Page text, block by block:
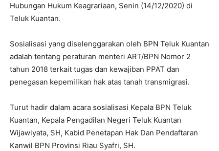
Hubungan Hukum Keagrariaan, Senin (14/12/2020) di
Teluk Kuantan.
Sosialisasi yang diselenggarakan oleh BPN Teluk Kuantan
adalah tentang peraturan menteri ART/BPN Nomor 2
tahun 2018 terkait tugas dan kewajiban PPAT dan
penegasan kepemilikan hak atas tanah transmigrasi.
Turut hadir dalam acara sosialisasi Kepala BPN Teluk
Kuantan, Kepala Pengadilan Negeri Teluk Kuantan
Wijawiyata, SH, Kabid Penetapan Hak Dan Pendaftaran
Kanwil BPN Provinsi Riau Syafri, SH.